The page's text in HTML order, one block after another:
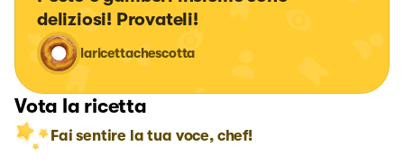
deliziosi! Provateli!
laricettachescotta
Vota la ricetta
Fai sentire la tua voce, chef!